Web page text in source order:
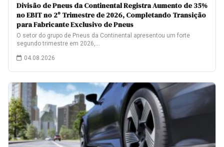
Divisão de Pneus da Continental Registra Aumento de 35%
no EBIT no 2º Trimestre de 2026, Completando Transição
para Fabricante Exclusivo de Pneus
O setor do grupo de Pneus da Continental apresentou um forte
segundo trimestre em 2026,…
04.08.2026